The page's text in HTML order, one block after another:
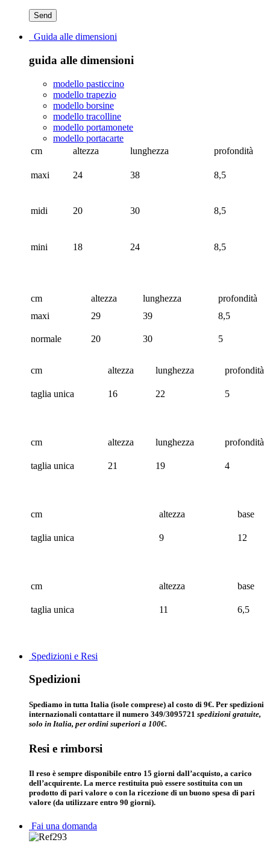
Guida alle dimensioni
guida alle dimensioni
modello pasticcino
modello trapezio
modello borsine
modello tracolline
modello portamonete
modello portacarte
cm
altezza lunghezza profondità
maxi 24 38 8,5
midi 20 30 8,5
mini 18 24 8,5
cm altezza lunghezza
profondità
maxi
29 39 8,5
normale 20 30 5
cm altezza lunghezza profondità
taglia unica 16 22 5
cm altezza lunghezza profondità
taglia unica 21 19 4
cm altezza base
taglia unica 9 12
cm altezza base
taglia unica 11 6,5
Spedizioni e Resi
Spedizioni
Spediamo in tutta Italia (isole comprese) al costo di 9€. Per spedizioni
internazionali contattare il numero 349/3095721 spedizioni gratuite,
solo in Italia, per ordini superiori a 100€.
Resi e rimborsi
Il reso è sempre disponibile entro 15 giorni dall’acquisto, a carico
dell’acquirente. La merce restituita può essere sostituita con un
prodotto di pari valore o con la ricezione di un buono spesa di pari
valore (da utilizzare entro 90 giorni).
Fai una domanda